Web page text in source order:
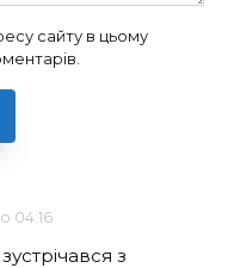
сайту в цьому
04:16
з